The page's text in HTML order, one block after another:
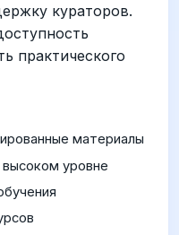
кураторов.
практического
материалы
уровне